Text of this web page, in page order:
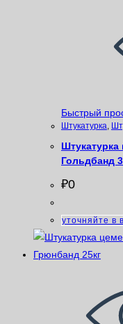
Быстрый
Штукатурка
Гольдбанд
₽0
уточняйте в